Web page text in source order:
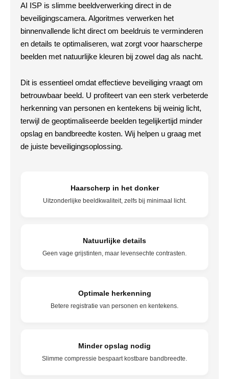
AI ISP is slimme beeldverwerking direct in de
beveiligingscamera. Algoritmes verwerken het
binnenvallende licht direct om beeldruis te verminderen
en details te optimaliseren, wat zorgt voor haarscherpe
beelden met natuurlijke kleuren bij zowel dag als nacht.
Dit is essentieel omdat effectieve beveiliging vraagt om
betrouwbaar beeld. U profiteert van een sterk verbeterde
herkenning van personen en kentekens bij weinig licht,
terwijl de geoptimaliseerde beelden tegelijkertijd minder
opslag en bandbreedte kosten. Wij helpen u graag met
de juiste beveiligingsoplossing.
Haarscherp in het donker
Uitzonderlijke beeldkwaliteit, zelfs bij minimaal licht.
Natuurlijke details
Geen vage grijstinten, maar levensechte contrasten.
Optimale herkenning
Betere registratie van personen en kentekens.
Minder opslag nodig
Slimme compressie bespaart kostbare bandbreedte.